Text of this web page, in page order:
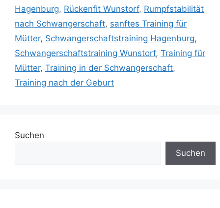
Hagenburg, Rückenfit Wunstorf, Rumpfstabilität
nach Schwangerschaft, sanftes Training für
Mütter, Schwangerschaftstraining Hagenburg,
Schwangerschaftstraining Wunstorf, Training für
Mütter, Training in der Schwangerschaft,
Training nach der Geburt
Suchen
Suchen